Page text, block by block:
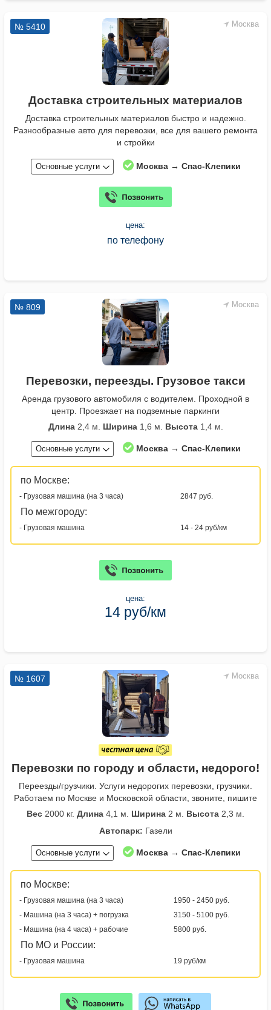
Москва
№ 5410
Доставка строительных материалов
Доставка строительных материалов быстро и надежно.
Разнообразные авто для перевозки, все для вашего ремонта
и стройки
Основные услуги Москва → Спас-Клепики
цена:
по телефону
Москва
№ 809
Перевозки, переезды. Грузовое такси
Аренда грузового автомобиля с водителем. Проходной в
центр. Проезжает на подземные паркинги
Длина2,4 м. Ширина1,6 м. Высота1,4 м.
Основные услуги Москва → Спас-Клепики
по Москве:
- Грузовая машина (на 3 часа) 2847 руб.
По межгороду:
- Грузовая машина 14 - 24 руб/км
цена:
14 руб/км
Москва
№ 1607
Перевозки по городу и области, недорого!
Переезды/грузчики. Услуги недорогих перевозки, грузчики.
Работаем по Москве и Московской области, звоните, пишите
Вес 2000 кг. Длина 4,1 м. Ширина 2 м. Высота 2,3 м.
Автопарк: Газели
Основные услуги Москва → Спас-Клепики
по Москве:
- Грузовая машина (на 3 часа)
1950 - 2450 руб.
- Машина (на 3 часа) + погрузка
3150 - 5100 руб.
- Машина (на 4 часа) + рабочие
5800 руб.
По МО и России:
- Грузовая машина 19 руб/км